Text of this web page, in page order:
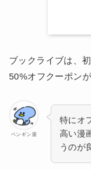
ブックライブは、
50%オフクーポン
ペンギン屋
特にオ
高い漫
うのが